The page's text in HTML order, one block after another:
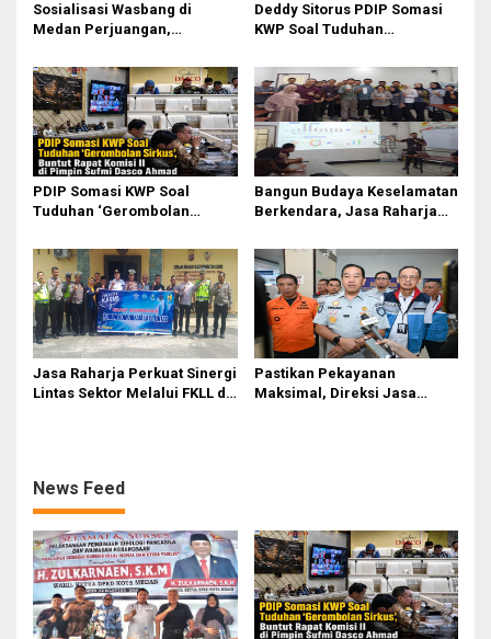
Sosialisasi Wasbang di
Medan Perjuangan,
Perjuangkan Ruang Bermain
Anak
Deddy Sitorus PDIP Somasi
KWP Soal Tuduhan
Rapat Komisi II Dipimpin
Sufmi Dasco Ahmad
PDIP Somasi KWP Soal
Tuduhan ‘Gerombolan
II Dipimpin Sufmi Dasco
Ahmad
Bangun Budaya Keselamatan
Berkendara, Jasa Raharja
Pasifik Medan Industri
Jasa Raharja Perkuat Sinergi
Lintas Sektor Melalui FKLL di
Pastikan Pekayanan
Maksimal, Direksi Jasa
News Feed